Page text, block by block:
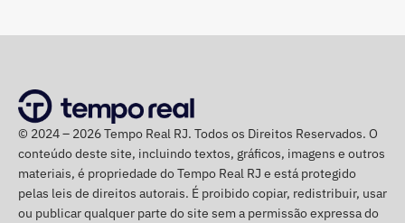
aproximou o político do presidente Lula — que chegou a
passar um fim de semana no sítio da família Ceciliano,
em Mendes, em 2022.
A articulação de recursos para Paracambi estão por trás
da escolha de tentar uma vaga de deputado estadual no
© 2024 – 2026 Tempo Real RJ. Todos os Direitos Reservados. O
conteúdo deste site, incluindo textos, gráficos, imagens e outros
materiais, é propriedade do Tempo Real RJ e está protegido
pelas leis de direitos autorais. É proibido copiar, redistribuir, usar
ou publicar qualquer parte do site sem a permissão expressa do